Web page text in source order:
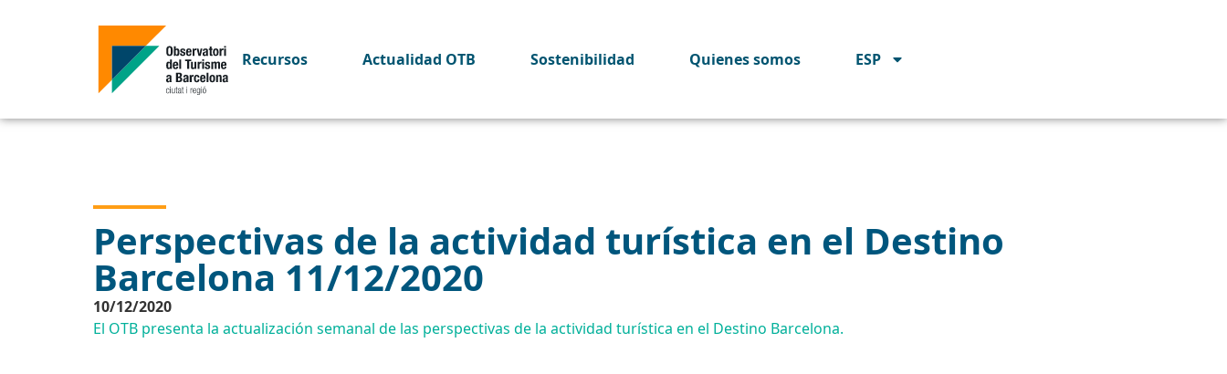
Recursos Actualidad OTB Sostenibilidad Quienes somos ESP
Perspectivas de la actividad turística en el Destino
Barcelona 11/12/2020
10/12/2020
El OTB presenta la actualización semanal de las perspectivas de la actividad turística en el Destino Barcelona.